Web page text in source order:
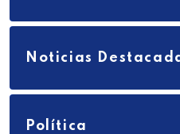
Noticias
Política